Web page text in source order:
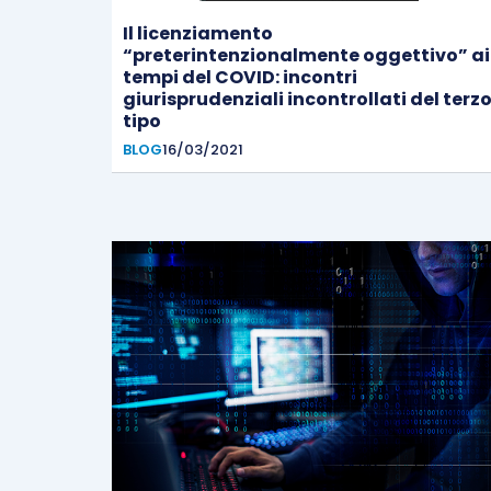
Il licenziamento
“preterintenzionalmente oggettivo” ai
tempi del COVID: incontri
giurisprudenziali incontrollati del terzo
tipo
BLOG16/03/2021